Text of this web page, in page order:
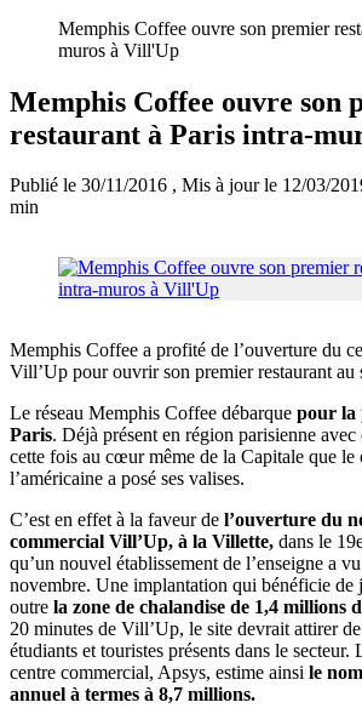
Memphis Coffee ouvre son premier
muros à Vill'Up
Memphis Coffee ouvre son
restaurant à Paris intra-
Publié le 30/11/2016 , Mis à jour le 12/03/
min
Memphis Coffee a profité de l’ouverture du
Vill’Up pour ouvrir son premier restaurant au
Le réseau Memphis Coffee débarque pour la
Paris. Déjà présent en région parisienne avec
cette fois au cœur même de la Capitale que le
l’américaine a posé ses valises.
C’est en effet à la faveur de l’ouverture du
commercial Vill’Up, à la Villette, dans le
qu’un nouvel établissement de l’enseigne a
novembre. Une implantation qui bénéficie de
outre la zone de chalandise de 1,4 millions
20 minutes de Vill’Up, le site devrait attirer
étudiants et touristes présents dans le secteur.
centre commercial, Apsys, estime ainsi le
annuel à termes à 8,7 millions.